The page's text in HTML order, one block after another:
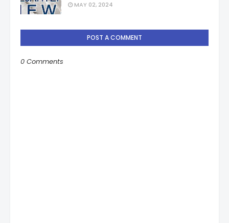
MAY 02, 2024
POST A COMMENT
0 Comments